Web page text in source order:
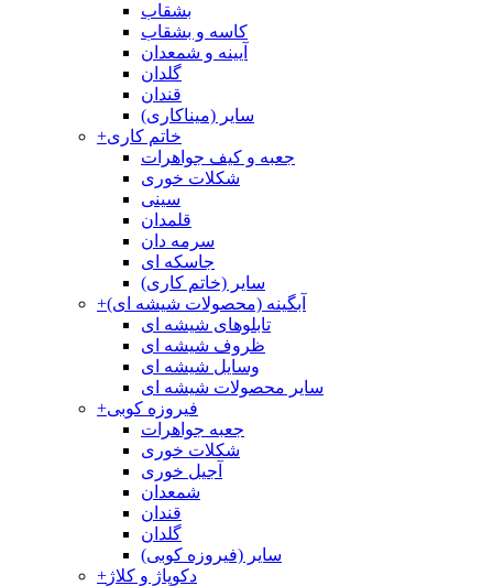
بشقاب
کاسه و بشقاب
آیینه و شمعدان
گلدان
قندان
سایر (میناکاری)
+خاتم کاری
جعبه و کیف جواهرات
شکلات خوری
سینی
قلمدان
سرمه دان
جاسکه ای
سایر (خاتم کاری)
+آبگینه (محصولات شیشه ای)
تابلوهای شیشه ای
ظروف شیشه ای
وسایل شیشه ای
سایر محصولات شیشه ای
+فیروزه کوبی
جعبه جواهرات
شکلات خوری
آجیل خوری
شمعدان
قندان
گلدان
سایر (فیروزه کوبی)
+دکوپاژ و کلاژ